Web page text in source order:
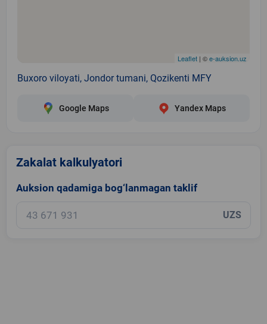
Leaflet | ©e-auksion.uz
Buxoro viloyati, Jondor tumani, Qozikenti MFY
Google Maps Yandex Maps
Zakalat kalkulyatori
Auksion qadamiga bog‘lanmagan taklif
UZS